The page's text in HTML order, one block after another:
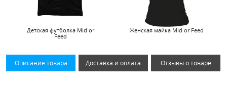
Детская футболка Mid or
Feed
Женская майка Mid or Feed
Описание товара Доставка и оплата Отзывы о товаре